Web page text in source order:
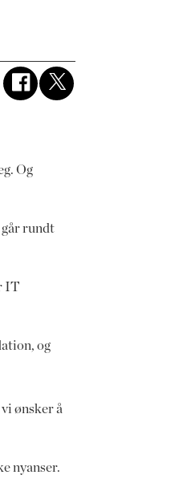
Og
går rundt
IT
og
ønsker å
nyanser.